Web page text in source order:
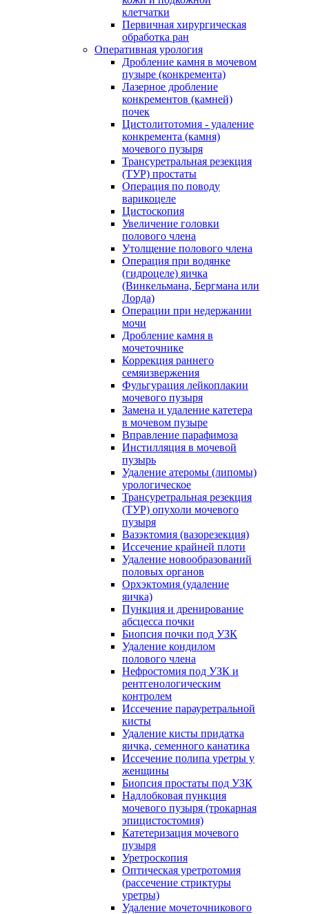
клетчатки
Первичная хирургическая
обработка ран
Оперативная урология
Дробление камня в мочевом
пузыре (конкремента)
Лазерное дробление
конкрементов (камней)
почек
Цистолитотомия - удаление
конкремента (камня)
мочевого пузыря
Трансуретральная резекция
(ТУР) простаты
Операция по поводу
варикоцеле
Цистоскопия
Увеличение головки
полового члена
Утолщение полового члена
Операция при водянке
(гидроцеле) яичка
(Винкельмана, Бергмана или
Лорда)
Операции при недержании
мочи
Дробление камня в
мочеточнике
Коррекция раннего
семяизвержения
Фульгурация лейкоплакии
мочевого пузыря
Замена и удаление катетера
в мочевом пузыре
Вправление парафимоза
Инстилляция в мочевой
пузырь
Удаление атеромы (липомы)
урологическое
Трансуретральная резекция
(ТУР) опухоли мочевого
пузыря
Вазэктомия (вазорезекция)
Иссечение крайней плоти
Удаление новообразований
половых органов
Орхэктомия (удаление
яичка)
Пункция и дренирование
абсцесса почки
Биопсия почки под УЗК
Удаление кондилом
полового члена
Нефростомия под УЗК и
рентгенологическим
контролем
Иссечение парауретральной
кисты
Удаление кисты придатка
яичка, семенного канатика
Иссечение полипа уретры у
женщины
Биопсия простаты под УЗК
Надлобковая пункция
мочевого пузыря (трокарная
эпицистостомия)
Катетеризация мочевого
пузыря
Уретроскопия
Оптическая уретротомия
(рассечение стриктуры
уретры)
Удаление мочеточникового